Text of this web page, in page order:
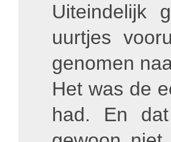
Uiteindelijk
uurtjes
genomen
Het was de
had. En